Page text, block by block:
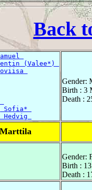
Back
(Valee*)
Sofia*
Gender:
Birth : 3
Death :
Gender:
Birth :
Death :